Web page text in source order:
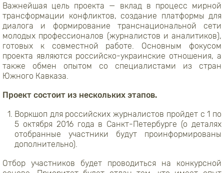
Важнейшая цель проекта — вклад в процесс мирной
трансформации конфликтов, создание платформы для
диалога и формирование транснациональной сети
молодых профессионалов (журналистов и аналитиков),
готовых к совместной работе. Основным фокусом
проекта являются российско-украинские отношения, а
также обмен опытом со специалистами из стран
Южного Кавказа.
Проект состоит из нескольких этапов.
Воркшоп для российских журналистов пройдет с 1 по
5 октября 2016 года в Санкт-Петербурге (о деталях
отобранные участники будут проинформированы
дополнительно).
Отбор участников будет проводиться на конкурсной